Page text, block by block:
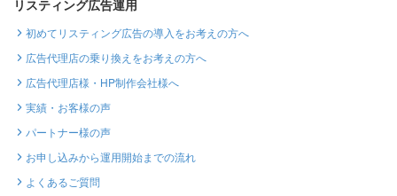
リスティング広告運用
初めてリスティング広告の導入をお考えの方へ
広告代理店の乗り換えをお考えの方へ
広告代理店様・HP制作会社様へ
実績・お客様の声
パートナー様の声
お申し込みから運用開始までの流れ
よくあるご質問